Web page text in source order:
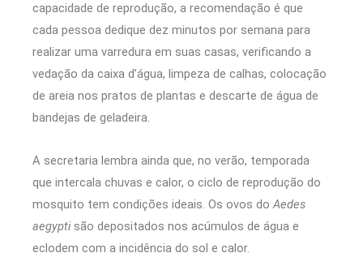
capacidade de reprodução, a recomendação é que
cada pessoa dedique dez minutos por semana para
realizar uma varredura em suas casas, verificando a
vedação da caixa d’água, limpeza de calhas, colocação
de areia nos pratos de plantas e descarte de água de
bandejas de geladeira.
A secretaria lembra ainda que, no verão, temporada
que intercala chuvas e calor, o ciclo de reprodução do
mosquito tem condições ideais. Os ovos doAedes
aegyptisão depositados nos acúmulos de água e
eclodem com a incidência do sol e calor.